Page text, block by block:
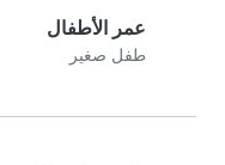
عمر الأطفال
طفل صغير